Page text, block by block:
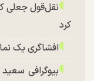
نقل‌قول جعلی
کرد
افشاگری یک
بیوگرافی